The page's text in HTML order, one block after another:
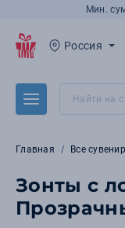
Мин.
Россия
Главная Все
Зонты с